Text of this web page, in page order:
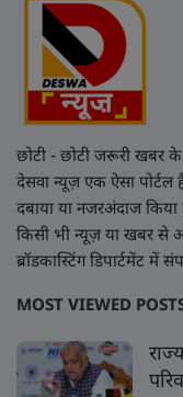
छोटी - छोटी जरूरी खबर
देसवा न्यूज़ एक ऐसा पोर्टल
दबाया या नजरअंदाज
किसी भी न्यूज़ या खबर से
ब्रॉडकास्टिंग डिपार्टमेंट में
MOST VIEWED